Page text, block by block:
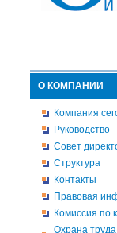
О КОМПАНИИ
Компания
Руководство
Совет
Структура
Контакты
Правовая
Комиссия по
Охрана